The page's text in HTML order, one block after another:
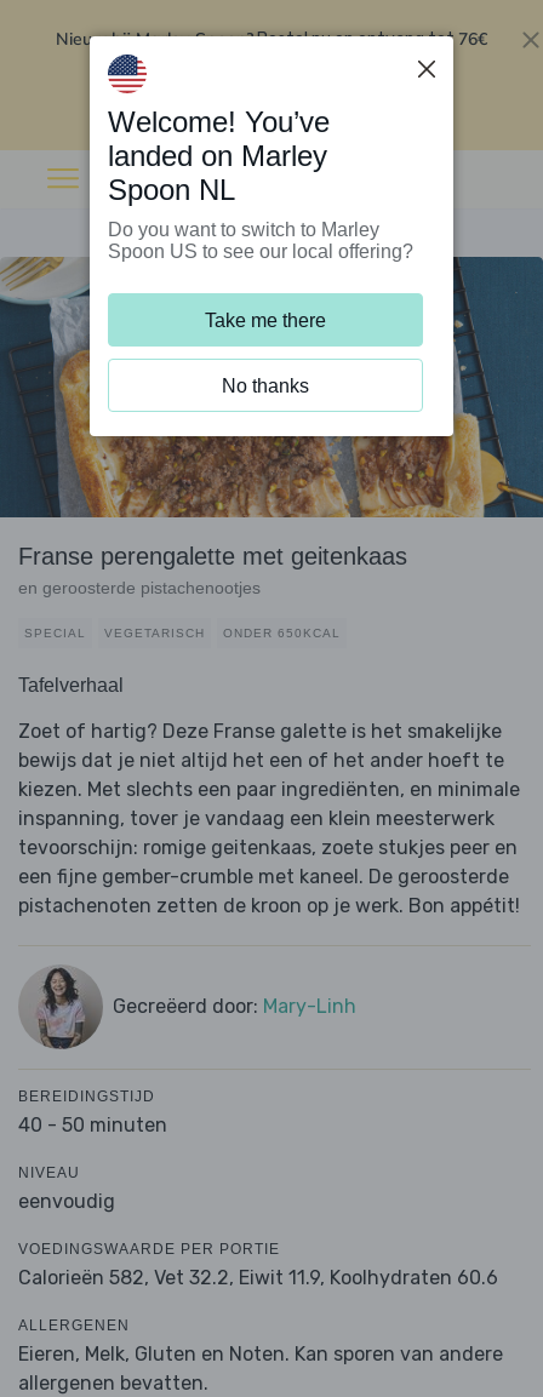
Nieuw bij Marley Spoon?Bestel nu en ontvang tot 76€
Franse perengalette met geitenkaas
en geroosterde pistachenootjes
SPECIAL VEGETARISCH ONDER 650KCAL
Tafelverhaal
Zoet of hartig? Deze Franse galette is het smakelijke
bewijs dat je niet altijd het een of het ander hoeft te
kiezen. Met slechts een paar ingrediënten, en minimale
inspanning, tover je vandaag een klein meesterwerk
tevoorschijn: romige geitenkaas, zoete stukjes peer en
een fijne gember-crumble met kaneel. De geroosterde
pistachenoten zetten de kroon op je werk. Bon appétit!
Gecreëerd door: Mary-Linh
BEREIDINGSTIJD
40 - 50 minuten
NIVEAU
eenvoudig
VOEDINGSWAARDE PER PORTIE
Calorieën 582, Vet 32.2, Eiwit 11.9, Koolhydraten 60.6
ALLERGENEN
Eieren, Melk, Gluten en Noten. Kan sporen van andere
allergenen bevatten.
Welcome! You’ve
landed on Marley
Spoon NL
Do you want to switch to Marley
Spoon US to see our local offering?
Take me there
No thanks